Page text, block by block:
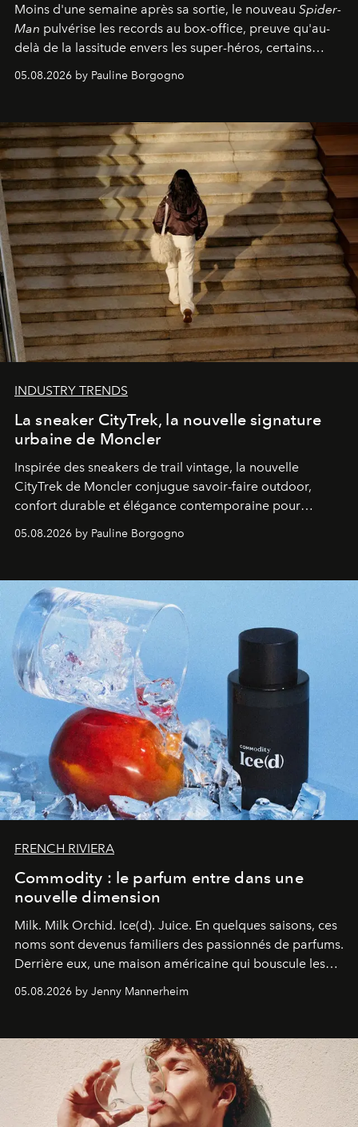
Moins d'une semaine après sa sortie, le nouveau Spider-
Man pulvérise les records au box-office, preuve qu'au-
delà de la lassitude envers les super-héros, certains
personnages continuent de susciter une ferveur intacte.
05.08.2026 by Pauline Borgogno
INDUSTRY TRENDS
La sneaker CityTrek, la nouvelle signature
urbaine de Moncler
Inspirée des sneakers de trail vintage, la nouvelle
CityTrek de Moncler conjugue savoir-faire outdoor,
confort durable et élégance contemporaine pour
accompagner les explorations du quotidien.
05.08.2026 by Pauline Borgogno
FRENCH RIVIERA
Commodity : le parfum entre dans une
nouvelle dimension
Milk. Milk Orchid. Ice(d). Juice. En quelques saisons, ces
noms sont devenus familiers des passionnés de parfums.
Derrière eux, une maison américaine qui bouscule les
codes de la parfumerie contemporaine en proposant
une approche aussi intuitive que personnelle :
05.08.2026 by Jenny Mannerheim